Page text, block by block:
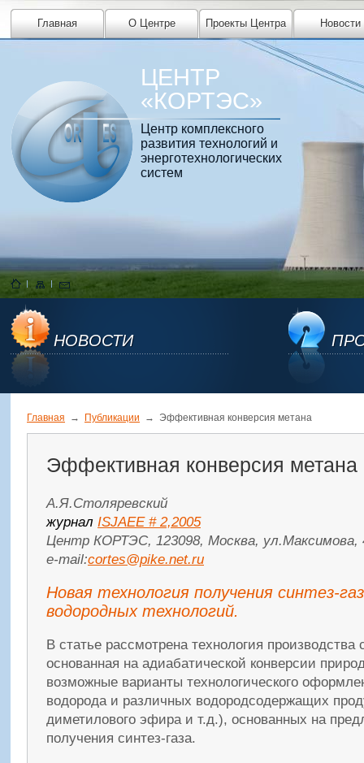
Главная О Центре Проекты Центра Новости
ЦЕНТР
«КОРТЭС»
Центр комплексного
развития технологий и
энерготехнологических
систем
НОВОСТИ
Главная → Публикации → Эффективная конверсия метана
Эффективная конверсия метана
А.Я.Столяревский
журнал ISJAEE # 2,2005
Центр КОРТЭС, 123098, Москва, ул.Максимова,
e-mail:cortes@pike.net.ru
Новая технология получения синтез-
водородных технологий.
В статье рассмотрена технология производства
основанная на адиабатической конверсии
возможные варианты технологического
водорода и различных водородсодержащих
диметилового эфира и т.д.), основанных на
получения синтез-газа.